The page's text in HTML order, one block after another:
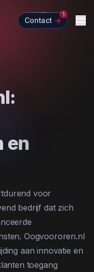
Contact ->
1
en
voor
bedrijf dat zich
Oogvoororen.nl
aan innovatie en
toegang